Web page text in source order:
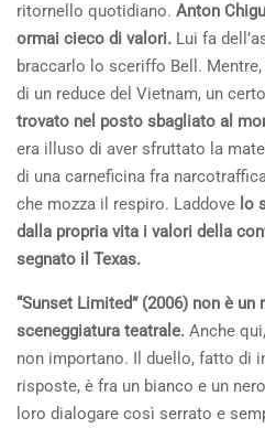
ritornello quotidiano. Anton
ormai cieco di valori. Lui fa
braccarlo lo sceriffo Bell.
di un reduce del Vietnam, un certo
trovato nel posto sbagliato al
era illuso di aver sfruttato la
di una carneficina fra
che mozza il respiro. Laddove lo
dalla propria vita i valori della
segnato il Texas.
“Sunset Limited” (2006) non è un
sceneggiatura teatrale. Anche
non importano. Il duello, fatto di
risposte, è fra un bianco e un
loro dialogare così serrato e